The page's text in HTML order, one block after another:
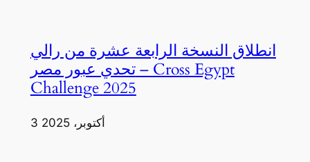
انطلاق النسخة الرابعة عشرة من رالي
تحدي عبور مصر – Cross Egypt
Challenge 2025
3 أكتوبر، 2025